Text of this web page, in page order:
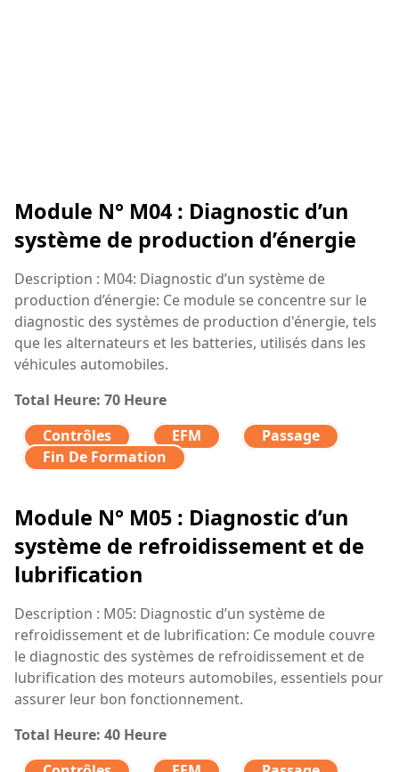
Module N° M04 : Diagnostic d’un
système de production d’énergie
Description : M04: Diagnostic d’un système de
production d’énergie: Ce module se concentre sur le
diagnostic des systèmes de production d'énergie, tels
que les alternateurs et les batteries, utilisés dans les
véhicules automobiles.
Total Heure: 70 Heure
Contrôles
EFM
Passage
Fin De Formation
Module N° M05 : Diagnostic d’un
système de refroidissement et de
lubrification
Description : M05: Diagnostic d’un système de
refroidissement et de lubrification: Ce module couvre
le diagnostic des systèmes de refroidissement et de
lubrification des moteurs automobiles, essentiels pour
assurer leur bon fonctionnement.
Total Heure: 40 Heure